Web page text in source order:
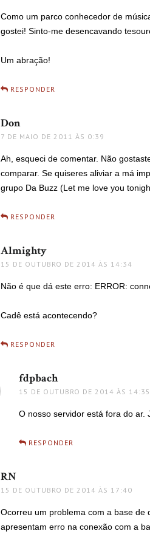
Como um parco conhecedor de
gostei! Sinto-me desencavando
Um abração!
RESPONDER
Don
7 DE MAIO DE 2011 ÀS 0:39
Ah, esqueci de comentar. Não
comparar. Se quiseres aliviar a má
grupo Da Buzz (Let me love you
RESPONDER
Almighty
15 DE OUTUBRO DE 2014 ÀS 14:34
Não é que dá este erro: ERROR:
Cadê está acontecendo?
RESPONDER
fdpbachdisse:
15 DE OUTUBRO DE 2014 ÀS 14:35
O nosso servidor está fora do ar.
RESPONDER
RN
15 DE OUTUBRO DE 2014 ÀS 17:40
Ocorreu um problema com a base de
apresentam erro na conexão com a